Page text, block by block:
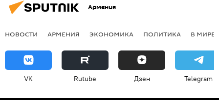
Армения
НОВОСТИ АРМЕНИЯ ЭКОНОМИКА ПОЛИТИКА В МИРЕ
VK Rutube Дзен Telegram